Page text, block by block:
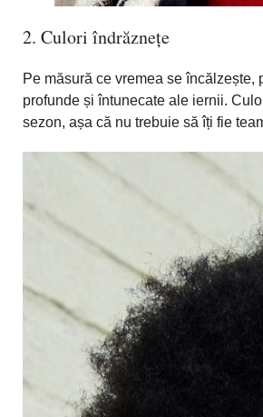
2. Culoriîndrăznețe
Pe măsură ce vremea se încălzește,
profunde și întunecate ale iernii.
sezon, așa că nu trebuie să îți fie